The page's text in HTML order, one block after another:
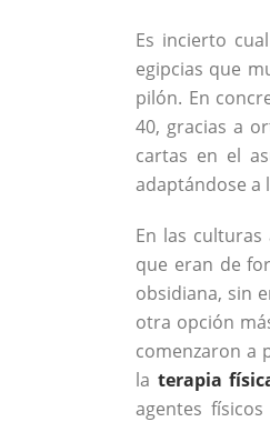
Es incierto
egipcias que
pilón. En
40, gracias a
cartas en el
adaptándose a
En las
que eran de
obsidiana, sin
otra opción
comenzaron a
la terapia
agentes